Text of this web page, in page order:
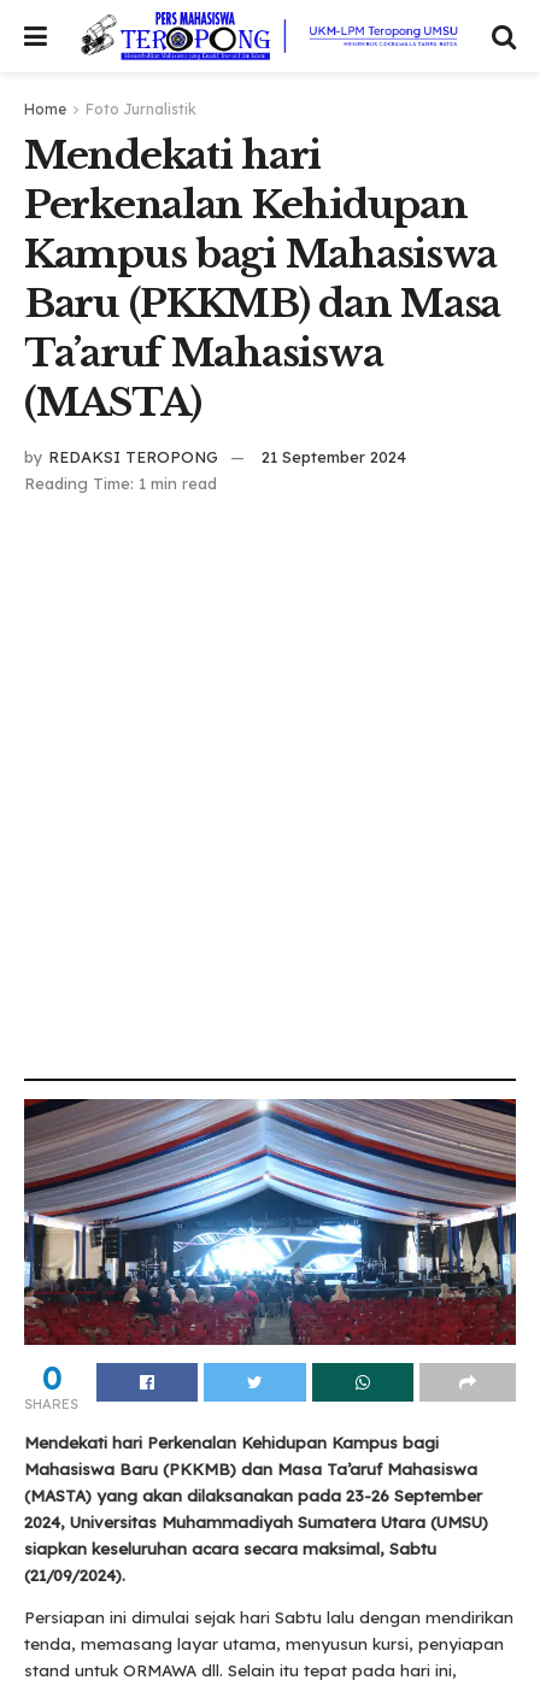
Home Foto Jurnalistik
Mendekati hari
Perkenalan Kehidupan
Kampus bagi Mahasiswa
Baru (PKKMB) dan Masa
Ta’aruf Mahasiswa
(MASTA)
by REDAKSI TEROPONG
21 September 2024
Reading Time: 1 min read
0
SHARES
Mendekati hari Perkenalan Kehidupan Kampus bagi
Mahasiswa Baru (PKKMB) dan Masa Ta’aruf Mahasiswa
(MASTA) yang akan dilaksanakan pada 23-26 September
2024, Universitas Muhammadiyah Sumatera Utara (UMSU)
siapkan keseluruhan acara secara maksimal, Sabtu
(21/09/2024).
Persiapan ini dimulai sejak hari Sabtu lalu dengan mendirikan
tenda, memasang layar utama, menyusun kursi, penyiapan
stand untuk ORMAWA dll. Selain itu tepat pada hari ini,